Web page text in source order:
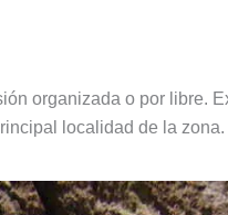
organizada o por libre.
localidad de la zona.